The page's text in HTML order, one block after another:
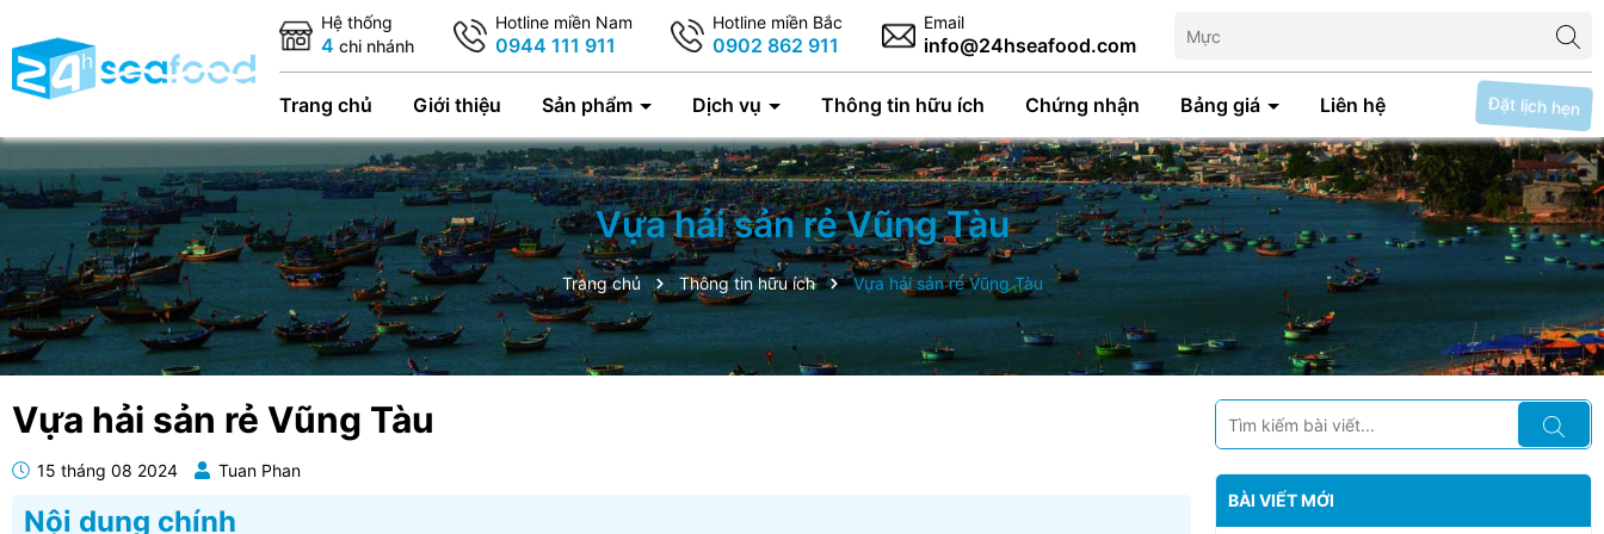
Hệ thống
4 chi nhánh
Hotline miền Nam
0944 111 911
Hotline miền Bắc
0902 862 911
Email
info@24hseafood.com
Trang chủ Giới thiệu Sản phẩm Dịch vụ Thông tin hữu ích Chứng nhận Bảng giá Liên hệ Đặt lịch hẹn
Vựa hải sản rẻ Vũng Tàu
Trang chủ Thông tin hữu ích Vựa hải sản rẻ Vũng Tàu
Vựa hải sản rẻ Vũng Tàu
15 tháng 08 2024 Tuan Phan
Nội dung chính
BÀI VIẾT MỚI